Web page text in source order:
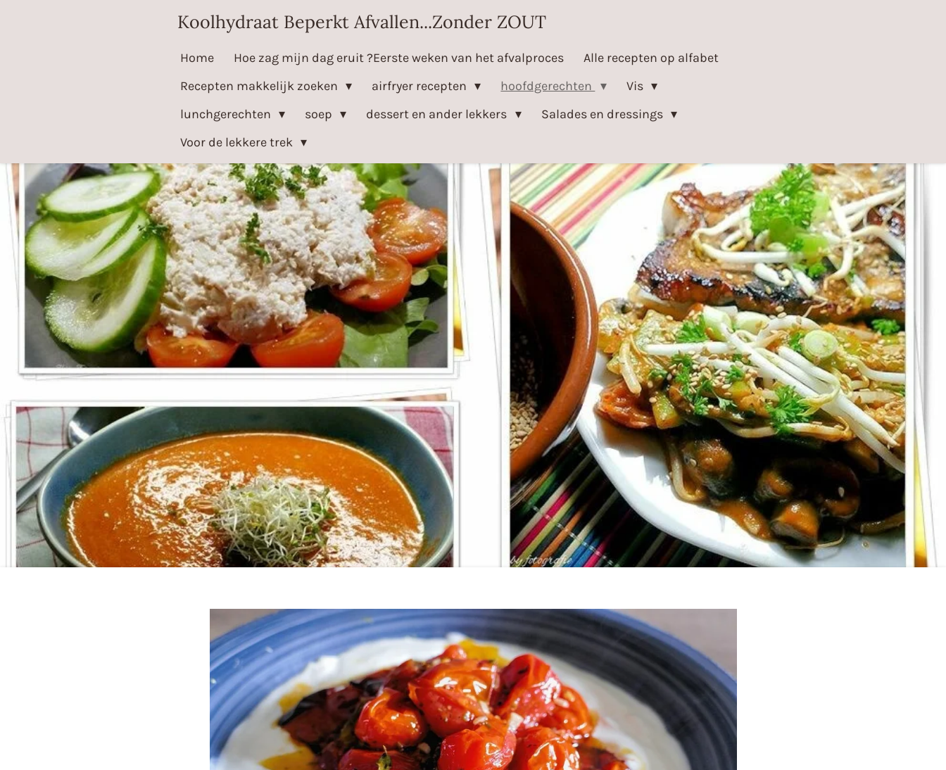
Koolhydraat Beperkt Afvallen...Zonder ZOUT
Home Hoe zag mijn dag eruit ?Eerste weken van het afvalproces
Alle recepten op alfabet
Recepten makkelijk zoeken
airfryer recepten hoofdgerechten
Vis
lunchgerechten
soep dessert en ander lekkers
Salades en dressings
Voor de lekkere trek